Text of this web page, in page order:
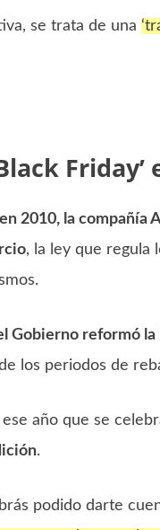
se trata de una
Friday’
en 2010, la compañía
, la ley que regula
Gobierno reformó la
los periodos de
ese año que se
.
podido darte